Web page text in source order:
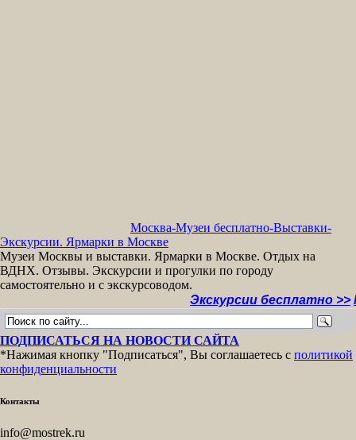
Москва-Музеи бесплатно-Выставки-
Экскурсии. Ярмарки в Москве
Музеи Москвы и выставки. Ярмарки в Москве. Отдых на
ВДНХ. Отзывы. Экскурсии и прогулки по городу
самостоятельно и с экскурсоводом.
Экскурсии бесплатно >> МУЗЕИ
ПОДПИСАТЬСЯ НА НОВОСТИ САЙТА
*Нажимая кнопку "Подписаться", Вы соглашаетесь с политикой
конфиденциальности
Контакты
info@mostrek.ru